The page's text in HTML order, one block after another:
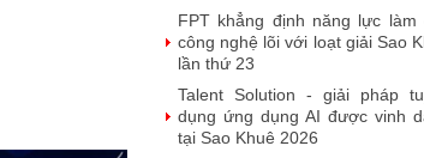
FPT khẳng định năng lực làm
công nghệ lõi với loạt giải Sao
lần thứ 23
Talent Solution - giải pháp
dụng ứng dụng AI được vinh
tại Sao Khuê 2026